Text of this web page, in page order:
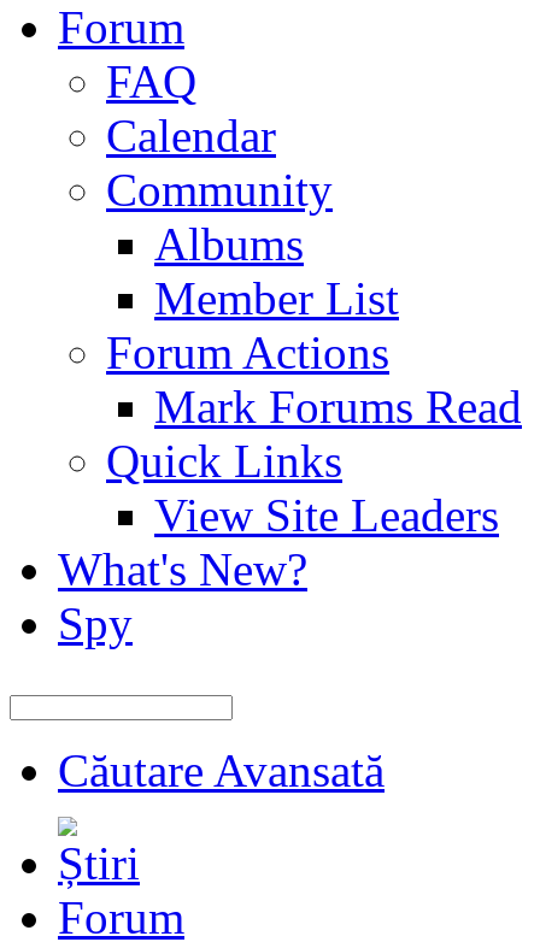
Forum
FAQ
Calendar
Community
Albums
Member List
Forum Actions
Mark Forums Read
Quick Links
View Site Leaders
What's New?
Spy
Căutare Avansată
Forum